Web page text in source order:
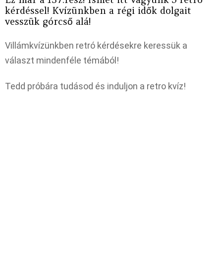
kérdéssel! Kvízünkben a régi idők dolgait
vesszük górcső alá!
Villámkvízünkben retró kérdésekre keressük a
választ mindenféle témából!
Tedd próbára tudásod és induljon a retro kvíz!